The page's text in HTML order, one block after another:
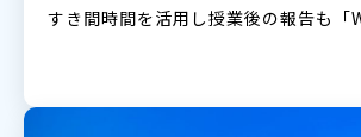
すき間時間を活用し授業後の報告も